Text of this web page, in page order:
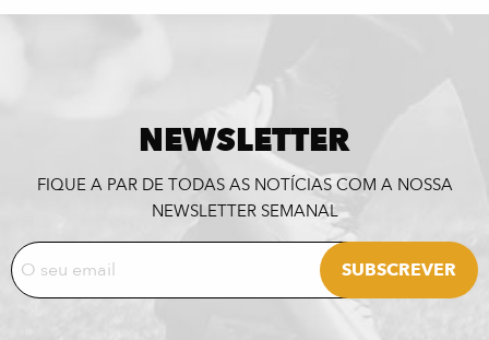
NEWSLETTER
FIQUE A PAR DE TODAS AS NOTÍCIAS COM A NOSSA
NEWSLETTER SEMANAL